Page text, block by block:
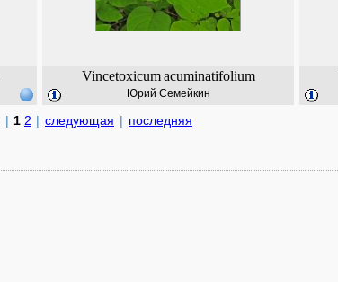
Vincetoxicum acuminatifolium
Юрий Семейкин
| 1 2 | следующая | последняя